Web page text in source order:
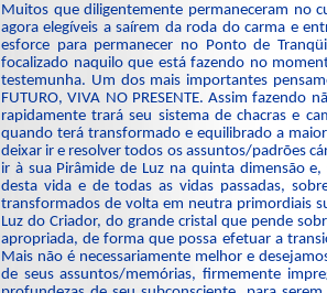
Muitos que diligentemente permaneceram no
agora elegíveis a saírem da roda do carma e
esforce para permanecer no Ponto de
focalizado naquilo que está fazendo no
testemunha. Um dos mais importantes
FUTURO, VIVA NO PRESENTE. Assim
rapidamente trará seu sistema de chacras e
quando terá transformado e equilibrado a
deixar ir e resolver todos os assuntos/padrões
ir à sua Pirâmide de Luz na quinta dimensão
desta vida e de todas as vidas passadas,
transformados de volta em neutra primordiais
Luz do Criador, do grande cristal que pende
apropriada, de forma que possa efetuar a
Mais não é necessariamente melhor e
de seus assuntos/memórias, firmemente